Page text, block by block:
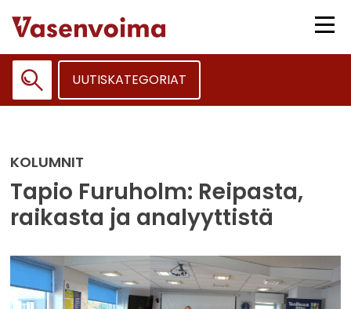
sisältöön
UUTISKATEGORIAT
KOLUMNIT
Tapio Furuholm: Reipasta,
raikasta ja analyyttistä